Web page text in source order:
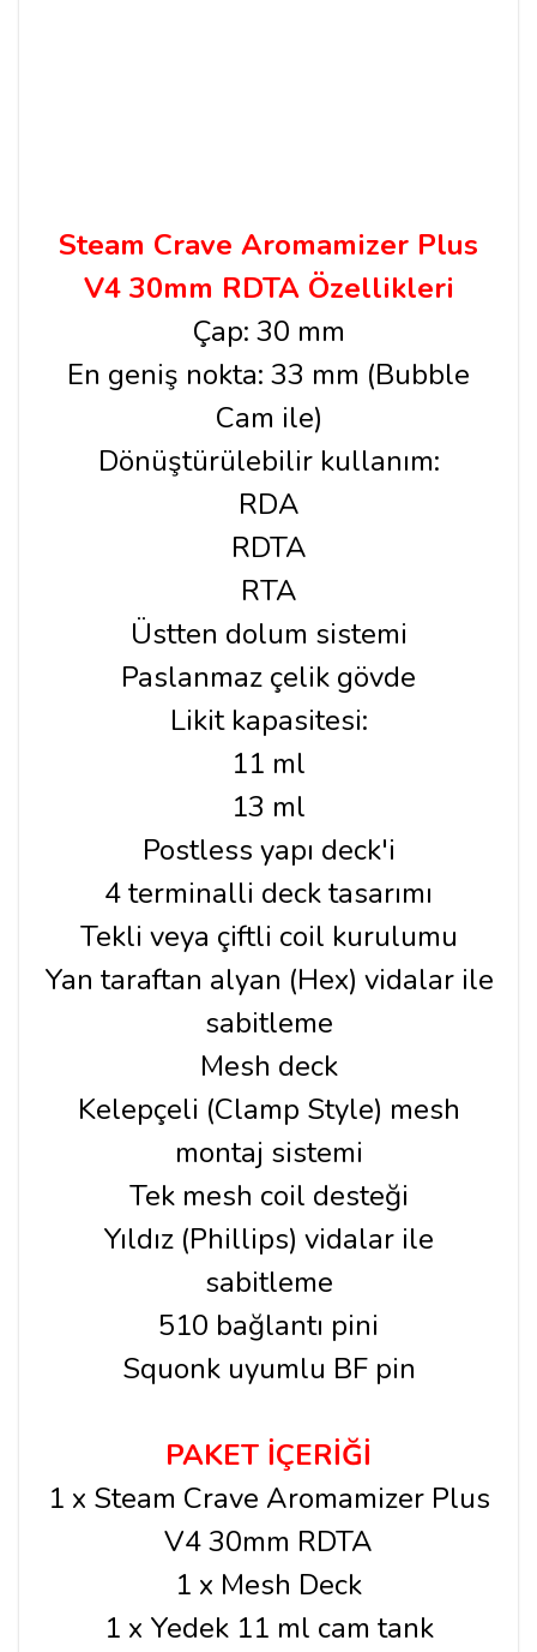
Steam Crave Aromamizer Plus
V4 30mm RDTA Özellikleri
Çap: 30 mm
En geniş nokta: 33 mm (Bubble
Cam ile)
Dönüştürülebilir kullanım:
RDA
RDTA
RTA
Üstten dolum sistemi
Paslanmaz çelik gövde
Likit kapasitesi:
11 ml
13 ml
Postless yapı deck'i
4 terminalli deck tasarımı
Tekli veya çiftli coil kurulumu
Yan taraftan alyan (Hex) vidalar ile
sabitleme
Mesh deck
Kelepçeli (Clamp Style) mesh
montaj sistemi
Tek mesh coil desteği
Yıldız (Phillips) vidalar ile
sabitleme
510 bağlantı pini
Squonk uyumlu BF pin
PAKET İÇERİĞİ
1 x Steam Crave Aromamizer Plus
V4 30mm RDTA
1 x Mesh Deck
1 x Yedek 11 ml cam tank